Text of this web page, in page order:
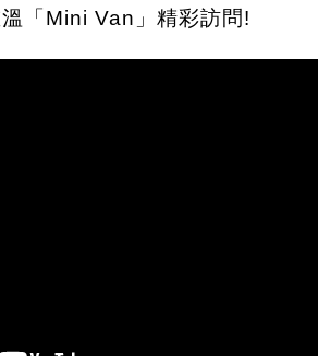
「Mini Van」精彩訪問!